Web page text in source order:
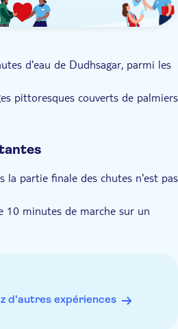
d'eau de Dudhsagar, parmi les
pittoresques couverts de palmiers
sous les chutes d'eau
de haut
guide local expert et
la partie finale des chutes n'est pas
10 minutes de marche sur un
enceintes ou aux personnes
à mobilité réduite
bain
appropriées
d'autres expériences